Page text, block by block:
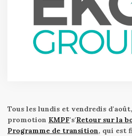
Tous les lundis et vendredis
promotion KMPF's'Retour sur la
Programme de transition, qui est